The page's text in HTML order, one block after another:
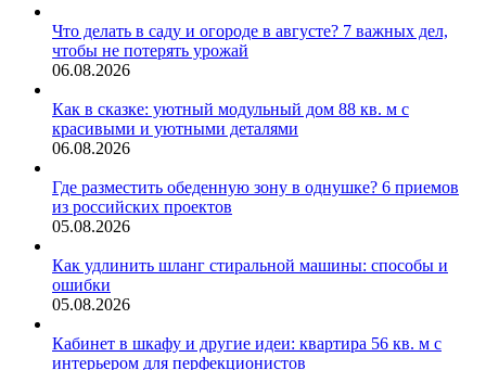
Что делать в саду и огороде в августе? 7 важных дел,
чтобы не потерять урожай
06.08.2026
Как в сказке: уютный модульный дом 88 кв. м с
красивыми и уютными деталями
06.08.2026
Где разместить обеденную зону в однушке? 6 приемов
из российских проектов
05.08.2026
Как удлинить шланг стиральной машины: способы и
ошибки
05.08.2026
Кабинет в шкафу и другие идеи: квартира 56 кв. м с
интерьером для перфекционистов